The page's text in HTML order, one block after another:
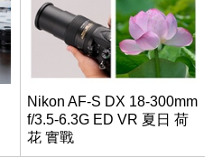
Nikon AF-S DX 18-300mm
f/3.5-6.3G ED VR 夏日 荷
花 實戰